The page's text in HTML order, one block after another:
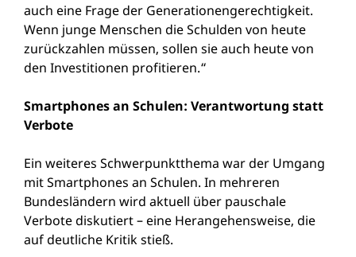
auch eine Frage der Generationengerechtigkeit.
Wenn junge Menschen die Schulden von heute
zurückzahlen müssen, sollen sie auch heute von
den Investitionen profitieren.“
Smartphones an Schulen: Verantwortung statt
Verbote
Ein weiteres Schwerpunktthema war der Umgang
mit Smartphones an Schulen. In mehreren
Bundesländern wird aktuell über pauschale
Verbote diskutiert – eine Herangehensweise, die
auf deutliche Kritik stieß.